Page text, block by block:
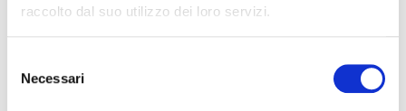
raccolto dal suo utilizzo dei loro servizi.
Necessari